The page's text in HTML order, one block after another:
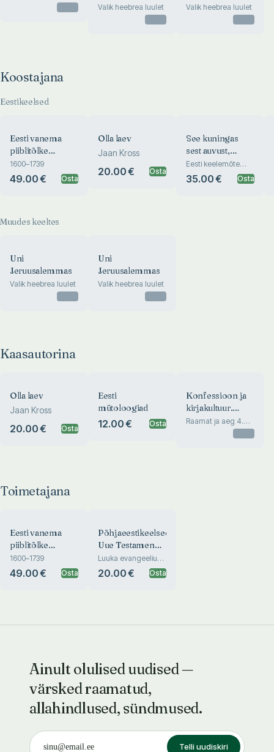
Valik heebrea luulet
Valik heebrea luulet
Koostajana
Eestikeelsed
Eesti vanema
piiblitõlke
sõnastik
1600–1739
49.00 € Osta
Olla laev
Jaan Kross
20.00 € Osta
See kuningas
sest auvust,
põrgukonn ja
armutaim
Eesti keelemõte
1632–1732
35.00 € Osta
Muudes keeltes
Uni
Jeruusalemmas
Valik heebrea luulet
Uni
Jeruusalemmas
Valik heebrea luulet
Kaasautorina
Olla laev
Jaan Kross
20.00 € Osta
Eesti
mütoloogiad
12.00 € Osta
Konfessioon ja
kirjakultuur.
Confession and
Raamat ja aeg 4.
Libri et memoria 4
Toimetajana
Eesti vanema
piiblitõlke
sõnastik
1600–1739
49.00 € Osta
Põhjaeestikeelsed
Uue Testamendi
tõlked 1680-1705
Luuka evangeelium.
Apostlite teod
20.00 € Osta
Ainult olulised uudised —
värsked raamatud,
allahindlused, sündmused.
Telli uudiskiri